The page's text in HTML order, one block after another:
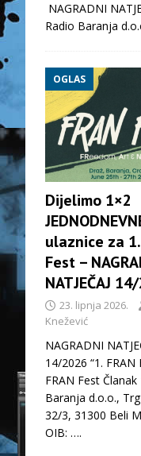
NAGRADNI
Radio Baranja
OGLAS
Dijelimo 1×2
ulaznice za 1.
Fest –
NATJEČAJ
23. lipnja 2026.
Knežević
NAGRADNI
14/2026 “1. FRAN
FRAN Fest Članak
Baranja d.o.o.,
32/3, 31300 Beli
OIB: ….